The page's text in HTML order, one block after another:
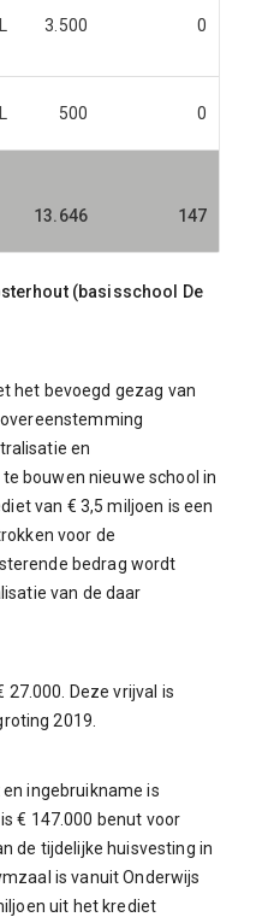
3.500 0
500 0
13.646 147
(basisschool De
het bevoegd gezag van
en
bouwen nieuwe school in
van € 3,5 miljoen is een
voor de
bedrag wordt
van de daar
27.000. Deze vrijval is
2019.
ingebruikname is
€ 147.000 benut voor
de tijdelijke huisvesting in
is vanuit Onderwijs
uit het krediet